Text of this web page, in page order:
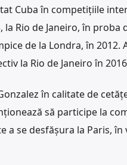
Cuba în competițiile
la Rio de Janeiro, în
de la Londra, în
la Rio de Janeiro în 2016
în calitate de
să participe la
a se desfășura la Paris,